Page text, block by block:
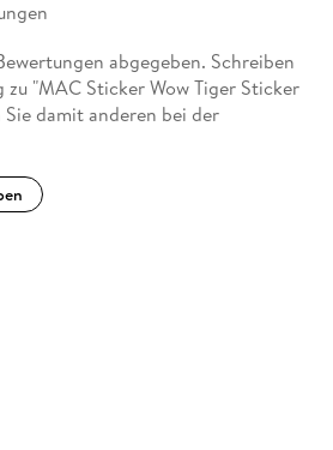
abgegeben. Schreiben
zu "MAC Sticker Wow Tiger Sticker
damit anderen bei der